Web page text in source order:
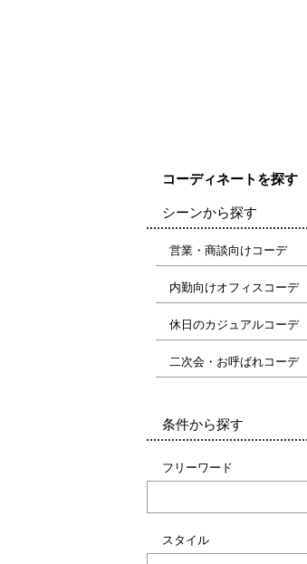
コーディネートを探す
シーンから探す
営業・商談向けコーデ
内勤向けオフィスコーデ
休日のカジュアルコーデ
二次会・お呼ばれコーデ
条件から探す
フリーワード
スタイル